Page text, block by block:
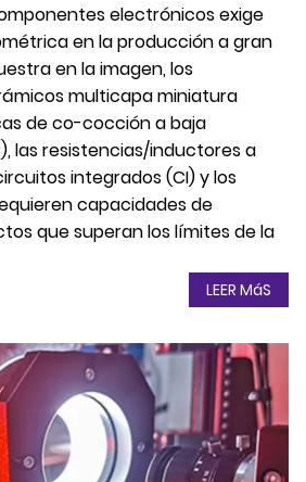
electrónicos exige
en la producción a gran
en la imagen, los
multicapa miniatura
de co-cocción a baja
las resistencias/inductores a
integrados (CI) y los
capacidades de
que superan los límites de la
LEER MáS